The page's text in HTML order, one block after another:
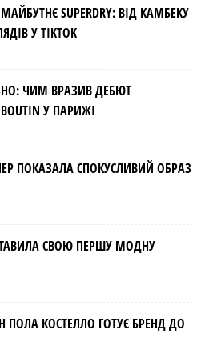
SUPERDRY: ВІД КАМБЕКУ
У TIKTOK
ЧИМ ВРАЗИВ ДЕБЮТ
У ПАРИЖІ
ПОКАЗАЛА СПОКУСЛИВИЙ ОБРАЗ
СВОЮ ПЕРШУ МОДНУ
КОСТЕЛЛО ГОТУЄ БРЕНД ДО